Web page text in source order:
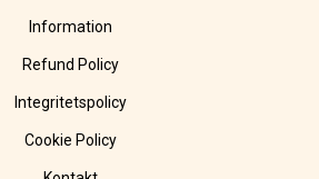
Information
Refund Policy
Integritetspolicy
Cookie Policy